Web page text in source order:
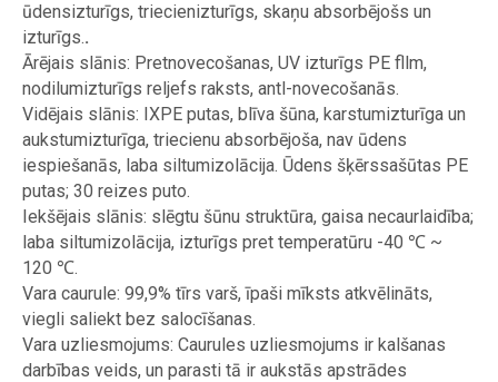
ūdensizturīgs, triecienizturīgs, skaņu absorbējošs un
izturīgs..
Ārējais slānis: Pretnovecošanas, UV izturīgs PE fllm,
nodilumizturīgs reljefs raksts, antl-novecošanās.
Vidējais slānis: IXPE putas, blīva šūna, karstumizturīga un
aukstumizturīga, triecienu absorbējoša, nav ūdens
iespiešanās, laba siltumizolācija. Ūdens šķērssašūtas PE
putas; 30 reizes puto.
Iekšējais slānis: slēgtu šūnu struktūra, gaisa necaurlaidība;
laba siltumizolācija, izturīgs pret temperatūru -40 ℃ ~
120 ℃.
Vara caurule: 99,9% tīrs varš, īpaši mīksts atkvēlināts,
viegli saliekt bez salocīšanas.
Vara uzliesmojums: Caurules uzliesmojums ir kalšanas
darbības veids, un parasti tā ir aukstās apstrādes